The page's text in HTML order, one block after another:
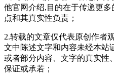
他官网介绍,目的在于传递更
点和其真实性负责；
2.转载的文章仅代表原创作者
文中陈述文字和内容未经本站
或者部分内容、文字的真实性
保证或承若；